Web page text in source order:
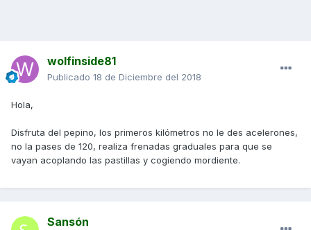
wolfinside81
Publicado 18 de Diciembre del 2018
Hola,
Disfruta del pepino, los primeros kilómetros no le des acelerones,
no la pases de 120, realiza frenadas graduales para que se
vayan acoplando las pastillas y cogiendo mordiente.
Sansón